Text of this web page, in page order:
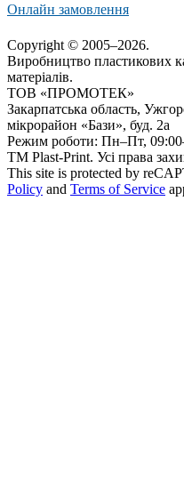
Онлайн замовлення
Copyright © 2005–2026.
Виробництво пластикових
матеріалів.
ТОВ «ПРОМОТЕК»
Закарпатська область,
мікрорайон «Бази», буд. 2а
Режим роботи: Пн–Пт,
ТМ Plast-Print. Усі права
This site is protected by
Policy and Terms of Service